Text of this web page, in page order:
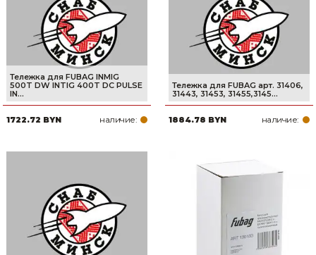
Тележка для FUBAG INMIG
500T DW INTIG 400T DC PULSE
IN...
1722.72 BYN наличие:
Тележка для FUBAG арт. 31406,
31443, 31453, 31455,3145...
1884.78 BYN наличие: